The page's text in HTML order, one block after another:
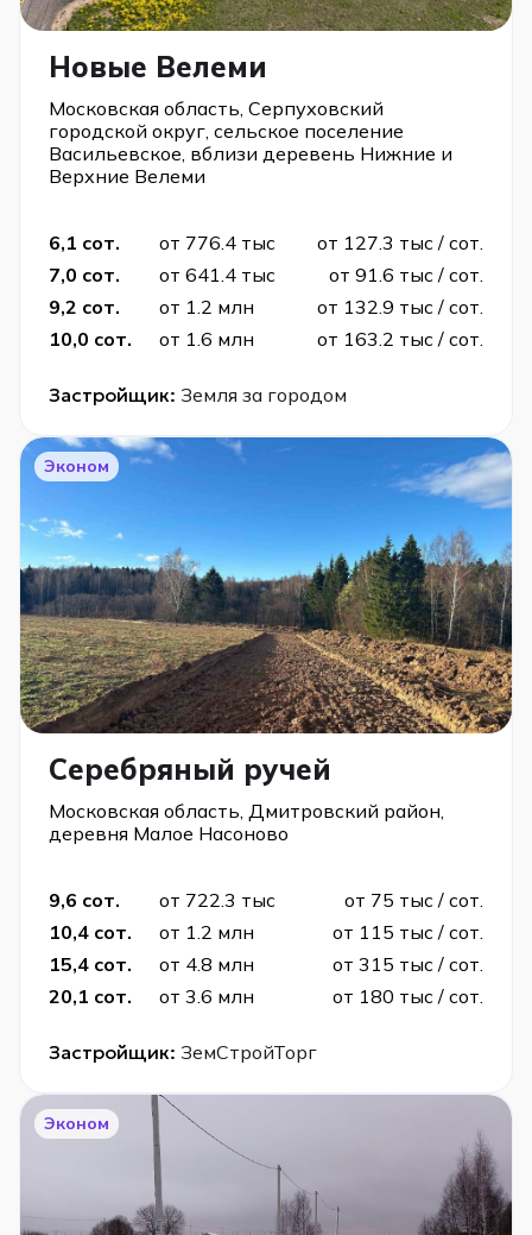
Новые Велеми
Московская область, Серпуховский
городской округ, сельское поселение
Васильевское, вблизи деревень Нижние и
Верхние Велеми
6,1 сот. от 776.4 тыс
от 127.3 тыс / сот.
7,0 сот.
от 641.4 тыс
от 91.6 тыс / сот.
9,2 сот.
от 1.2 млн
от 132.9 тыс / сот.
10,0 сот.
от 1.6 млн от 163.2 тыс / сот.
Застройщик: Земля за городом
Эконом
Серебряный ручей
Московская область, Дмитровский район,
деревня Малое Насоново
9,6 сот. от 722.3 тыс
от 75 тыс / сот.
10,4 сот.
от 1.2 млн
от 115 тыс / сот.
15,4 сот.
от 4.8 млн
от 315 тыс / сот.
20,1 сот.
от 3.6 млн от 180 тыс / сот.
Застройщик: ЗемСтройТорг
Эконом